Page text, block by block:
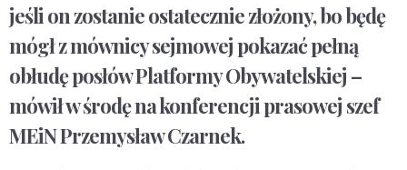
jeśli on zostanie ostatecznie złożony, bo będę
mógł z mównicy sejmowej pokazać pełną
obłudę posłów Platformy Obywatelskiej –
mówił w środę na konferencji prasowej szef
MEiN Przemysław Czarnek.